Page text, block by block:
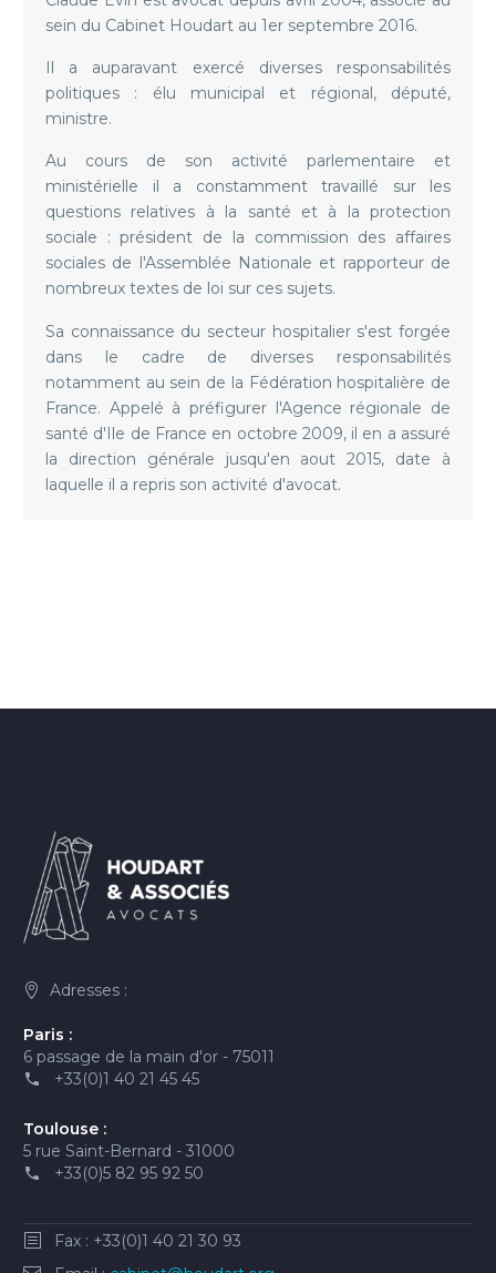
sein du Cabinet Houdart au 1er septembre 2016.
Il a auparavant exercé diverses responsabilités
politiques : élu municipal et régional, député,
ministre.
Au cours de son activité parlementaire et
ministérielle il a constamment travaillé sur les
questions relatives à la santé et à la protection
sociale : président de la commission des affaires
sociales de l'Assemblée Nationale et rapporteur de
nombreux textes de loi sur ces sujets.
Sa connaissance du secteur hospitalier s'est forgée
dans le cadre de diverses responsabilités
notamment au sein de la Fédération hospitalière de
France. Appelé à préfigurer l'Agence régionale de
santé d'Ile de France en octobre 2009, il en a assuré
la direction générale jusqu'en aout 2015, date à
laquelle il a repris son activité d'avocat.
Adresses :
Paris :
6 passage de la main d'or - 75011
+33(0)1 40 21 45 45
Toulouse :
5 rue Saint-Bernard - 31000
+33(0)5 82 95 92 50
Fax : +33(0)1 40 21 30 93